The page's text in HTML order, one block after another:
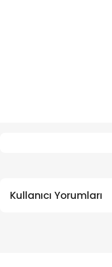
Kullanıcı Yorumları